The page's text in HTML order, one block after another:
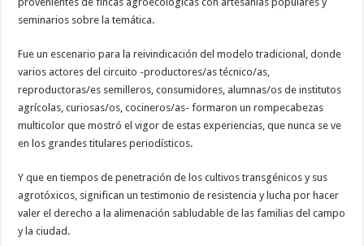
seminarios sobre la temática.
Fue un escenario para la reivindicación del modelo tradicional, donde
varios actores del circuito -productores/as técnico/as,
reproductoras/es semilleros, consumidores, alumnas/os de institutos
agrícolas, curiosas/os, cocineros/as- formaron un rompecabezas
multicolor que mostró el vigor de estas experiencias, que nunca se ve
en los grandes titulares periodísticos.
Y que en tiempos de penetración de los cultivos transgénicos y sus
agrotóxicos, significan un testimonio de resistencia y lucha por hacer
valer el derecho a la alimenación sabludable de las familias del campo
y la ciudad.